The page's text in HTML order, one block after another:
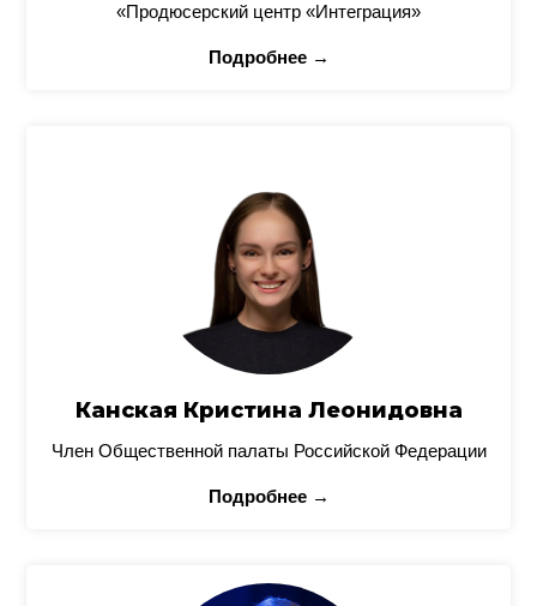
«Продюсерский центр «Интеграция»
Подробнее →
Канская Кристина Леонидовна
Член Общественной палаты Российской Федерации
Подробнее →